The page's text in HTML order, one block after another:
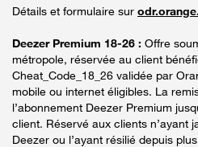
Détails et formulaire sur
Deezer Premium 18-26 : Offre
métropole, réservée au client
Cheat_Code_18_26 validée par
mobile ou internet éligibles. La
l’abonnement Deezer Premium
client. Réservé aux clients n’ayant
Deezer ou l’ayant résilié depuis